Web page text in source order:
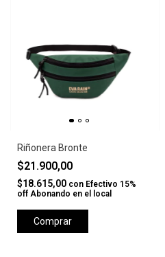
Riñonera Bronte
$21.900,00
$18.615,00 con Efectivo 15%
off Abonando en el local
Comprar